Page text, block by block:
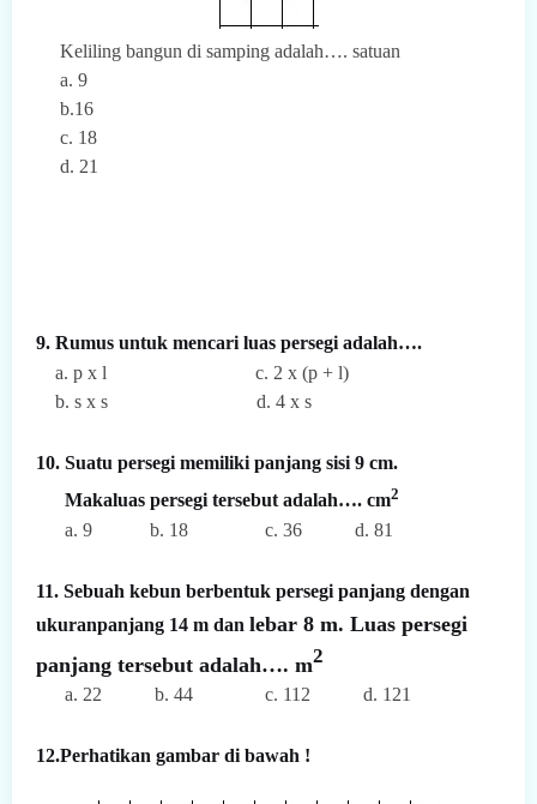
Keliling bangun di samping adalah…. satuan
a. 9
b.16
c. 18
d. 21
9. Rumus untuk mencari luas persegi adalah….
a. p x l c. 2 x (p + l)
b. s x s d. 4 x s
10. Suatu persegi memiliki panjang sisi 9 cm.
Makaluas persegi tersebut adalah…. cm2
a. 9 b. 18 c. 36 d. 81
11. Sebuah kebun berbentuk persegi panjang dengan
ukuranpanjang 14 m dan lebar 8 m. Luas persegi
panjang tersebut adalah…. m2
a. 22 b. 44 c. 112 d. 121
12.Perhatikan gambar di bawah !